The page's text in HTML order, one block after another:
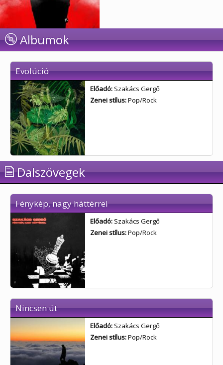
Albumok
Evolúció
Előadó: Szakács Gergő
Zenei stílus:Pop/Rock
Dalszövegek
Fénykép, nagy háttérrel
Előadó: Szakács Gergő
Zenei stílus:Pop/Rock
Nincsen út
Előadó: Szakács Gergő
Zenei stílus:Pop/Rock